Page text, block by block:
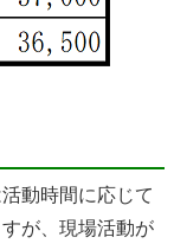
動時間に応じて
が、現場活動が